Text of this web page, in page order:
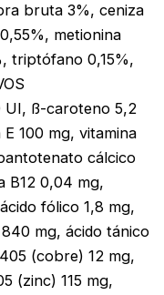
bruta 3%, ceniza
metionina
triptófano 0,15%,
UI, ß-caroteno 5,2
100 mg, vitamina
cálcico
B12 0,04 mg,
fólico 1,8 mg,
mg, ácido tánico
(cobre) 12 mg,
(zinc) 115 mg,